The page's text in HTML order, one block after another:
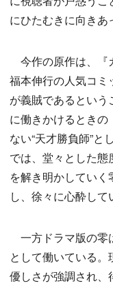
にひたむきに向きあ
今作の原作は、『
福本伸行の人気コミ
が義賊であるとい
に働きかけるとき
ない“天才勝負師”と
では、堂々とした態
を解き明かしてい
し、徐々に心酔して
一方ドラマ版の零
として働いている
優しさが強調され、